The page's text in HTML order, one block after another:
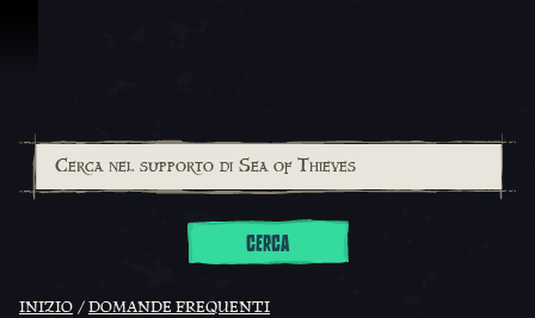
CERCA
INIZIO
DOMANDE FREQUENTI